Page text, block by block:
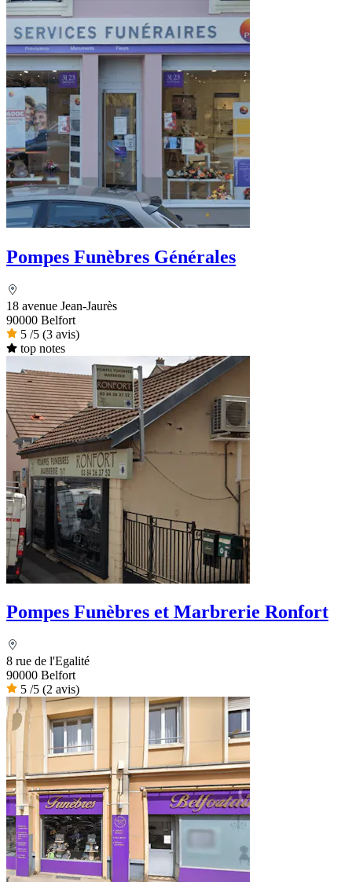
Pompes Funèbres Générales
18 avenue Jean-Jaurès
90000 Belfort
5 /5 (3 avis)
top notes
Pompes Funèbres et Marbrerie Ronfort
8 rue de l'Egalité
90000 Belfort
5 /5 (2 avis)